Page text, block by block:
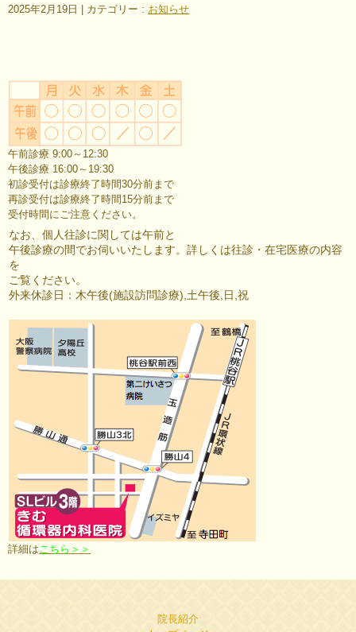
2025年2月19日
カテゴリー : お知らせ
午前診療 9:00～12:30
午後診療 16:00～19:30
初診受付は診療終了時間30分前まで
再診受付は診療終了時間15分前まで
受付時間にご注意ください。
なお、個人往診に関しては午前と
午後診療の間でお伺いいたします。詳しくは往診・在宅医療の内容
を
ご覧ください。
外来休診日：木午後(施設訪問診療),土午後,日,祝
詳細は こちら＞＞
院長紹介